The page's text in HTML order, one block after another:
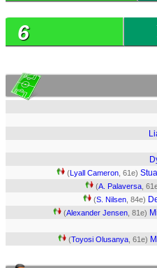
6
(Lyall Cameron , 61e)
(A. Palaversa ,
(S. Nilsen , 84e)
(Alexander Jensen , 81e)
(Toyosi Olusanya , 61e)